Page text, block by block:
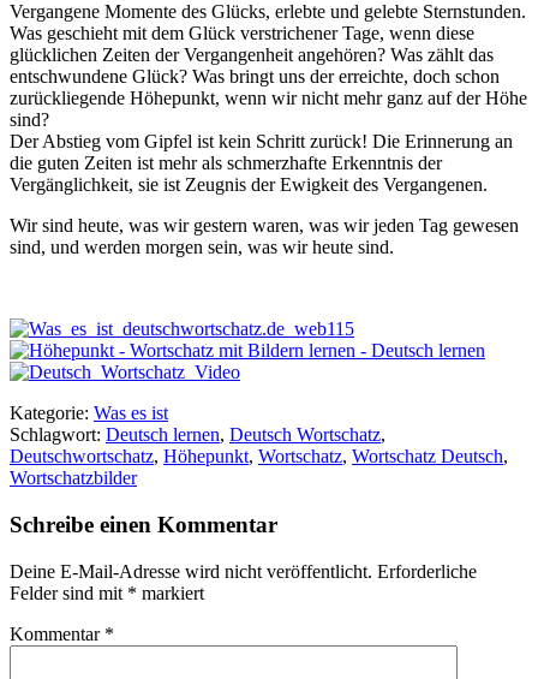
Vergangene Momente des Glücks, erlebte und gelebte Sternstunden.
Was geschieht mit dem Glück verstrichener Tage, wenn diese
glücklichen Zeiten der Vergangenheit angehören? Was zählt das
entschwundene Glück? Was bringt uns der erreichte, doch schon
zurückliegende Höhepunkt, wenn wir nicht mehr ganz auf der Höhe
sind?
Der Abstieg vom Gipfel ist kein Schritt zurück! Die Erinnerung an
die guten Zeiten ist mehr als schmerzhafte Erkenntnis der
Vergänglichkeit, sie ist Zeugnis der Ewigkeit des Vergangenen.
Wir sind heute, was wir gestern waren, was wir jeden Tag gewesen
sind, und werden morgen sein, was wir heute sind.
Kategorie: Was es ist
Schlagwort: Deutsch lernen, Deutsch Wortschatz,
Deutschwortschatz, Höhepunkt, Wortschatz, Wortschatz Deutsch,
Wortschatzbilder
Schreibe einen Kommentar
Deine E-Mail-Adresse wird nicht veröffentlicht. Erforderliche
Felder sind mit * markiert
Kommentar *